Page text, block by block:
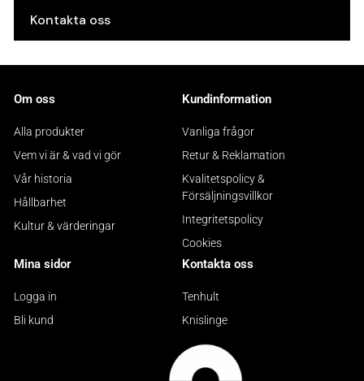
Kontakta oss
Om oss
Alla produkter
Vem vi är & vad vi gör
Vår historia
Hållbarhet
Kultur & värderingar
Kundinformation
Vanliga frågor
Retur & Reklamation
Kvalitetspolicy &
Försäljningsvillkor
Integritetspolicy
Cookies
Mina sidor
Logga in
Bli kund
Kontakta oss
Tenhult
Knislinge